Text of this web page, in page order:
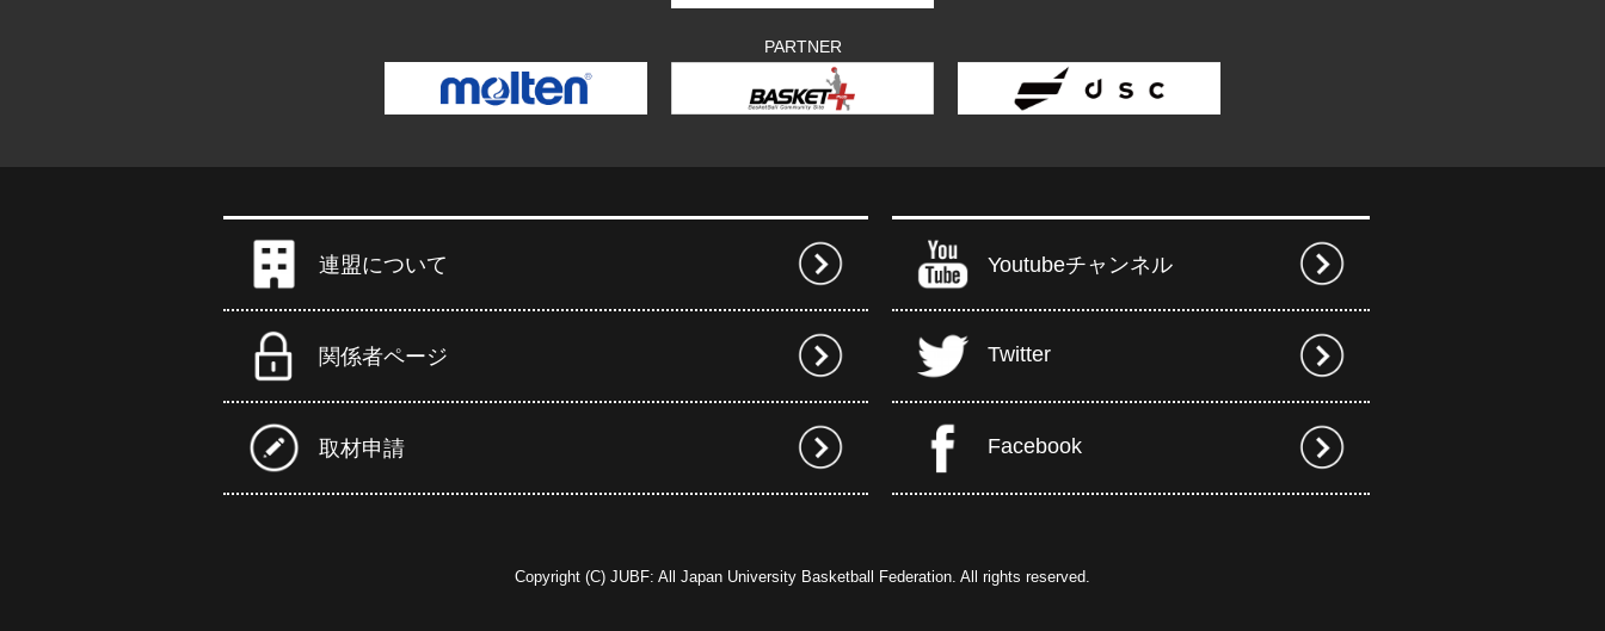
PARTNER
連盟について
関係者ページ
取材申請
Youtubeチャンネル
Twitter
Facebook
Copyright (C) JUBF: All Japan University Basketball Federation. All rights reserved.